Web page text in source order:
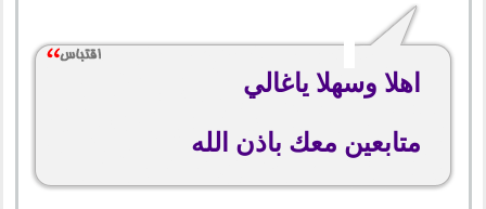
اهلا وسهلا ياغالي
متابعين معك باذن الله